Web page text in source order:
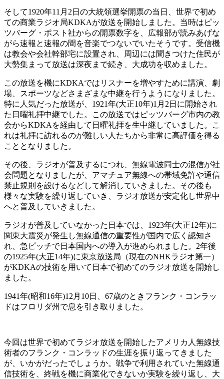
そして1920年11月2日の大統領選挙開票の当日、世界で初め
ての商業ラジオ局KDKAが放送を開始しました。当時はピッ
ツバーグ・ポスト社からの開票数字を、広報部が読みあげな
がら速報と速報の間を音楽でつないでいたそうです。受信機
は教会や会社幹部宅に設置され、周辺には聞きつけた住民が
大勢集まって放送は深夜まで続き、大成功を収めました。
この放送を機にKDKAではリスナーを増やすために講演、劇
場、スポーツなどさまざまな中継を行うようになりました。
特に人気だった放送が、1921年(大正10年)1月2日に開始され
た日曜礼拝中継でした。この放送ではピッツバーグ市内の教
会からKDKAを経由して日曜礼拝を生中継していました。こ
れは礼拝に訪れるのが難しい人たちから非常に高評価を得る
こととなりました。
その後、ラジオが普及するにつれ、無線電波同士の混信が社
会問題となりましたが、アマチュア無線への帯域免許や通信
禁止規則を設けるなどして解消していきました。その後も
様々な実験を繰り返していき、ラジオ放送が安定化し世界中
へと普及していきました。
ラジオが普及していなかった日本では、1923年(大正12年)に
関東大震災が発生し無線通信の重要性が国内で広く認知さ
れ、急ピッチで日本国内への導入が進められました。2年後
の1925年(大正14年)に東京放送局（現在のNHKラジオ第一）
がKDKAの技術を用いて日本で初めてのラジオ放送を開始し
ました。
1941年(昭和16年)12月10日、67歳のときフランク・コンラッ
ドはフロリダ州で息を引き取りました。
今回は世界で初めてラジオ放送を開始したアメリカ人無線技
術者のフランク・コンラッドの生涯を振り返ってきました
が、いかがだったでしょうか。戦争で利用されていた無線通
信技術を、終戦を機に商業化できないか実験を繰り返し、大